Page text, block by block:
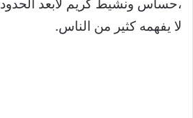
،حساس ونشيط كريم لابعد
لا يفهمه كثير من الناس.